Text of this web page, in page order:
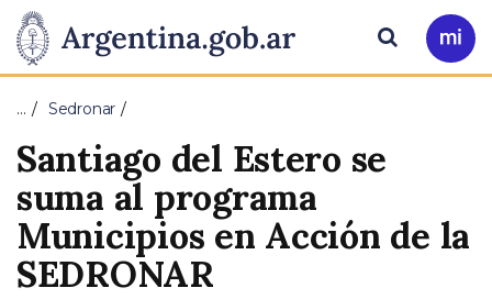
Presidencia
de
la
Nación
Pasar al contenido principal
Ir
a
Buscar
… Sedronar
Santiago del Estero se
suma al programa
Municipios en Acción de la
SEDRONAR